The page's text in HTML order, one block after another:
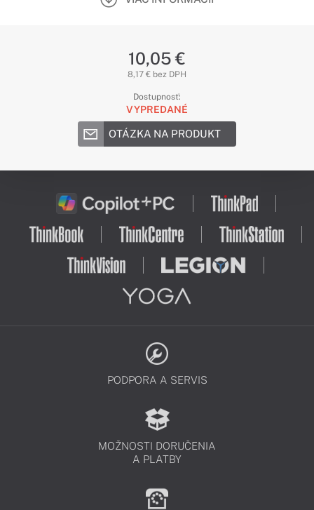
10,05 €
8,17 € bez DPH
Dostupnosť:
VYPREDANÉ
OTÁZKA NA PRODUKT
PODPORA A SERVIS
MOŽNOSTI DORUČENIA
A PLATBY